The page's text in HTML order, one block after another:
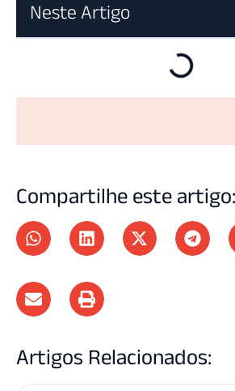
Neste Artigo
Compartilhe este artigo:
Artigos Relacionados: